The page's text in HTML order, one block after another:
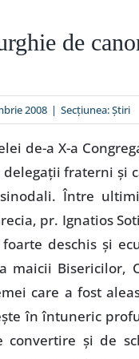
de
2008 | Secțiunea:Ştiri
de-a X-a
fraterni şi
Între
pr. Ignatios
deschis şi
maicii Bisericilor,
care a fost
în întuneric
convertire şi de